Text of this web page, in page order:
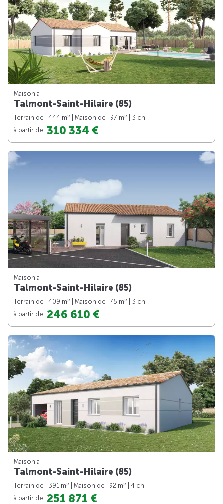
Maison à
Talmont-Saint-Hilaire (85)
Terrain de : 444 m2 | Maison de : 97 m2
| 3 ch.
à partir de 310 334 €
Maison à
Talmont-Saint-Hilaire (85)
Terrain de : 409 m2 | Maison de : 75 m2
| 3 ch.
à partir de 246 610 €
Maison à
Talmont-Saint-Hilaire (85)
Terrain de : 391 m2 | Maison de : 92 m2
| 4 ch.
à partir de 251 871 €